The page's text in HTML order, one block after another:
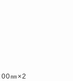
㎜×2